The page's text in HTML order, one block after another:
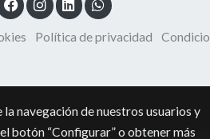
Política de privacidad
navegación de nuestros usuarios y
botón “Configurar” o obtener más